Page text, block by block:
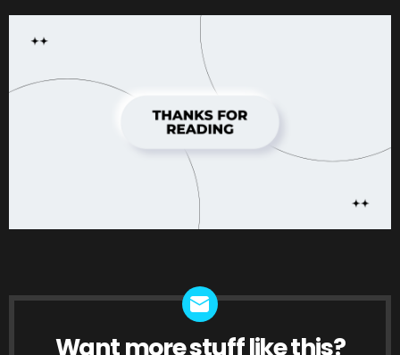
NEWSLETTER
Want more stuff like this?